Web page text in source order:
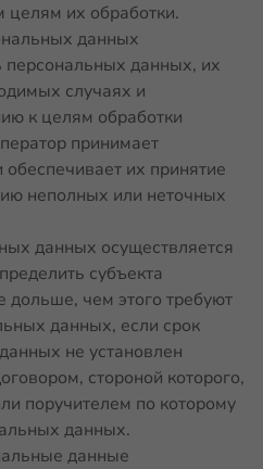
их обработки.
данных
персональных данных, их
случаях и
к целям обработки
принимает
их принятие
неполных или неточных
данных осуществляется
субъекта
чем этого требуют
данных, если срок
не установлен
стороной которого,
поручителем по которому
данных.
данные